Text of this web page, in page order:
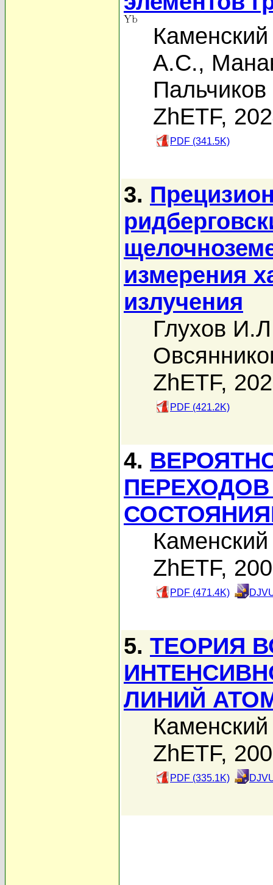
А.С.,
ZhETF,
PDF (341.5K)
3.
измерения
излучения
Глухов
ZhETF,
PDF (421.2K)
4.
ZhETF,
PDF (471.4K)
5. ТЕОРИЯ
ЛИНИЙ
ZhETF,
PDF (335.1K)